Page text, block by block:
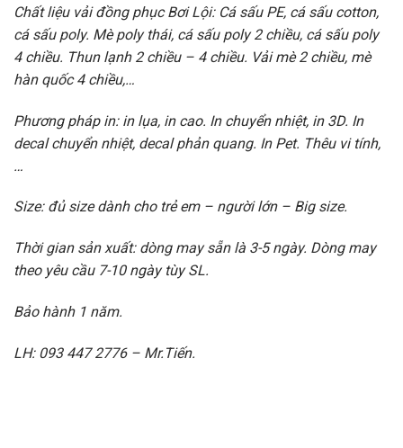
Chất liệu vải đồng phục Bơi Lội: Cá sấu PE, cá sấu cotton,
cá sấu poly. Mè poly thái, cá sấu poly 2 chiều, cá sấu poly
4 chiều. Thun lạnh 2 chiều – 4 chiều. Vải mè 2 chiều, mè
hàn quốc 4 chiều,…
Phương pháp in: in lụa, in cao. In chuyển nhiệt, in 3D. In
decal chuyển nhiệt, decal phản quang. In Pet. Thêu vi tính,
…
Size: đủ size dành cho trẻ em – người lớn – Big size.
Thời gian sản xuất: dòng may sẵn là 3-5 ngày. Dòng may
theo yêu cầu 7-10 ngày tùy SL.
Bảo hành 1 năm.
LH: 093 447 2776 – Mr.Tiến.